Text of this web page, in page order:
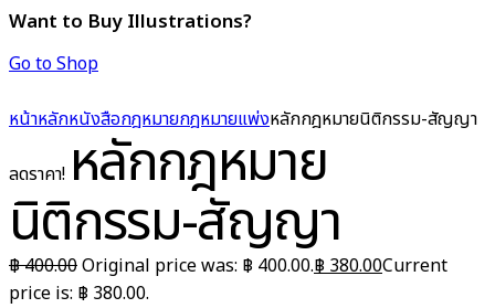
Want to Buy Illustrations?
Go to Shop
หน้าหลักหนังสือกฎหมายกฎหมายแพ่งหลักกฎหมายนิติกรรม-สัญญา
ลดราคา! หลักกฎหมาย
นิติกรรม-สัญญา
฿400.00Original price was: ฿ 400.00.฿ 380.00Current
price is: ฿ 380.00.